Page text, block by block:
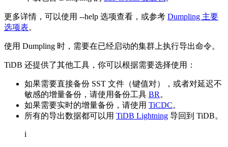
更多详情，可以使用 --help 选项查看，或参考 Dumpling 主要
选项表。
使用 Dumpling 时，需要在已经启动的集群上执行导出命令。
TiDB 还提供了其他工具，你可以根据需要选择使用：
如果需要直接备份 SST 文件（键值对），或者对延迟不
敏感的增量备份，请使用备份工具 BR。
如果需要实时的增量备份，请使用 TiCDC。
所有的导出数据都可以用 TiDB Lightning 导回到 TiDB。
i